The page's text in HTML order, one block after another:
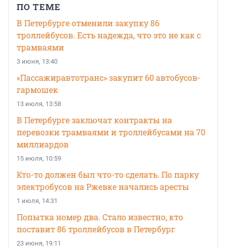
ПО ТЕМЕ
В Петербурге отменили закупку 86
троллейбусов. Есть надежда, что это не как с
трамваями
3 июня, 13:40
«Пассажиравтотранс» закупит 60 автобусов-
гармошек
13 июля, 13:58
В Петербурге заключат контракты на
перевозки трамваями и троллейбусами на 70
миллиардов
15 июля, 10:59
Кто-то должен был что-то сделать. По парку
электробусов на Ржевке начались аресты
1 июля, 14:31
Попытка номер два. Стало известно, кто
поставит 86 троллейбусов в Петербург
23 июня, 19:11